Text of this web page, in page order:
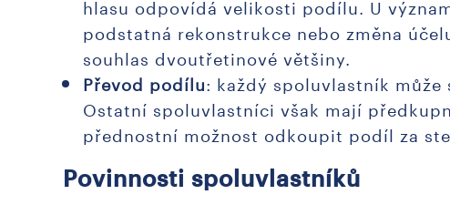
hlasu odpovídá velikosti podílu. U
podstatná rekonstrukce nebo změna
souhlas dvoutřetinové většiny.
Převod podílu: každý spoluvlastník
Ostatní spoluvlastníci však mají
přednostní možnost odkoupit podíl za
Povinnosti spoluvlastníků